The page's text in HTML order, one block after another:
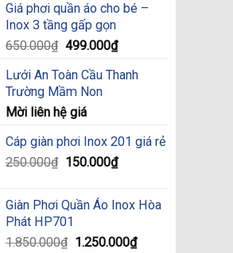
was:
1.250.000₫.
is:
Giá phơi quần áo cho bé –
Inox 3 tầng gấp gọn
650.000₫ Original
was:
650.000₫.
499.000₫Current
is:
Lưới An Toàn Cầu Thanh
Trường Mầm Non
Mời liên hệ giá
Cáp giàn phơi Inox 201 giá rẻ
250.000₫ Original
was:
250.000₫.
150.000₫Current
150.000₫.
Giàn Phơi Quần Áo Inox Hòa
Phát HP701
1.850.000₫ Original
1.250.000₫Current